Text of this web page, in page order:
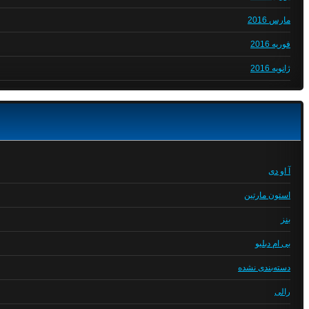
مارس 2016
فوریه 2016
ژانویه 2016
آ او دی
استون مارتین
بنز
بی ام دبلیو
دسته‌بندی نشده
رالی